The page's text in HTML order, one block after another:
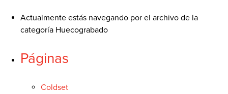
EMPAQUES FLEXO SOBRE PAPEL
SHEETFED
CONTACTO
Actualmente estás navegando por el archivo de la
categoría Huecograbado
Páginas
Coldset